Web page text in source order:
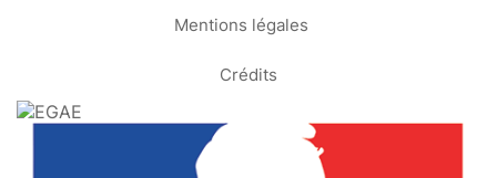
Mentions légales
Crédits